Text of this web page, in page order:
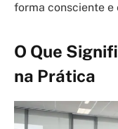
forma consciente e
O Que
na Prática